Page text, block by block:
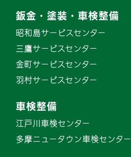
鈑金・塗装・車検整備
昭和島サービスセンター
三鷹サービスセンター
金町サービスセンター
羽村サービスセンター
車検整備
江戸川車検センター
多摩ニュータウン車検センター